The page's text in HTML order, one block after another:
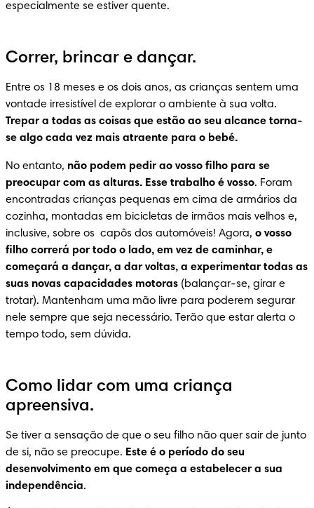
especialmente se estiver quente.
Correr, brincar e dançar.
Entre os 18 meses e os dois anos, as crianças sentem uma
Trepar a todas as coisas que estão ao seu alcance torna-
se algo cada vez mais atraente para o bebé.
No entanto, não podem pedir ao vosso filho para se
preocupar com as alturas. Esse trabalho é vosso. Foram
encontradas crianças pequenas em cima de armários da
cozinha, montadas em bicicletas de irmãos mais velhos e,
inclusive, sobre os  capôs dos automóveis! Agora, o vosso
filho correrá por todo o lado, em vez de caminhar, e
começará a dançar, a dar voltas, a experimentar todas as
suas novas capacidades motoras (balançar-se, girar e
trotar). Mantenham uma mão livre para poderem segurar
nele sempre que seja necessário. Terão que estar alerta o
tempo todo, sem dúvida.
Como lidar com uma criança
apreensiva.
Se tiver a sensação de que o seu filho não quer sair de junto
de si, não se preocupe. Este é o período do seu
desenvolvimento em que começa a estabelecer a sua
independência.